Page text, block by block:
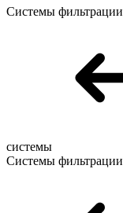
Системы фильтрации
системы
Системы фильтрации